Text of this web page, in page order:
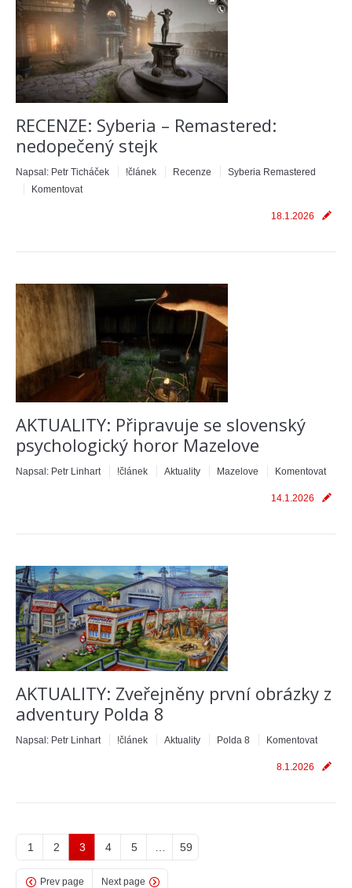
RECENZE: Syberia – Remastered:
nedopečený stejk
Napsal: Petr Ticháček !článek Recenze
Syberia Remastered
Komentovat
18.1.2026
AKTUALITY: Připravuje se slovenský
psychologický horor Mazelove
Napsal: Petr Linhart !článek Aktuality Mazelove Komentovat
14.1.2026
AKTUALITY: Zveřejněny první obrázky z
adventury Polda 8
Napsal: Petr Linhart !článek Aktuality Polda 8 Komentovat
8.1.2026
1 2 3 4 5 59
Prev page Next page